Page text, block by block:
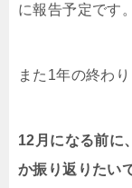
に報告予定です。
また1年の終わ
12月になる前に
か振り返りたい